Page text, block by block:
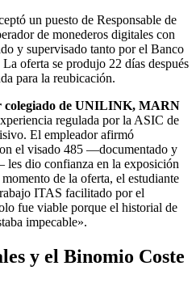
un puesto de Responsable de
de monederos digitales con
y supervisado tanto por el Banco
oferta se produjo 22 días después
para la reubicación.
colegiado de UNILINK, MARN
regulada por la ASIC de
El empleador afirmó
el visado 485 —documentado y
dio confianza en la exposición
de la oferta, el estudiante
ITAS facilitado por el
fue viable porque el historial de
impecable».
y el Binomio Coste